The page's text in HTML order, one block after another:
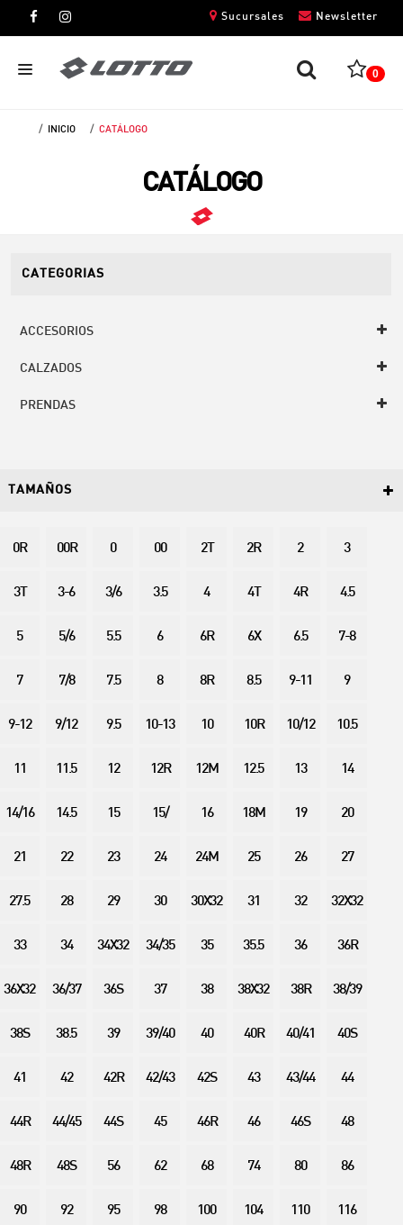
Newsletter
Sucursales
0
INICIO CATÁLOGO
CATÁLOGO
CATEGORIAS
ACCESORIOS
CALZADOS
PRENDAS
TAMAÑOS
0R 00R 0 00 2T 2R 2 3
3T 3-6 3/6 3.5 4 4T 4R 4.5
5 5/6 5.5 6 6R 6X 6.5 7-8
7 7/8 7.5 8 8R 8.5 9-11 9
9-12 9/12 9.5 10-13 10 10R 10/12 10.5
11 11.5 12 12R 12M 12.5 13 14
14/16 14.5 15 15/ 16 18M 19 20
21 22 23 24 24M 25 26 27
27.5 28 29 30 30X32 31 32 32X32
33 34 34X32 34/35 35 35.5 36 36R
36X32 36/37 36S 37 38 38X32 38R 38/39
38S 38.5 39 39/40 40 40R 40/41 40S
41 42 42R 42/43 42S 43 43/44 44
44R 44/45 44S 45 46R 46 46S 48
48R 48S 56 62 68 74 80 86
90 92 95 98 100 104 110 116